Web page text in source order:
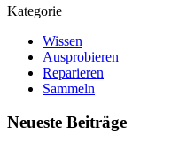
Kategorie
Wissen
Ausprobieren
Reparieren
Sammeln
Neueste Beiträge